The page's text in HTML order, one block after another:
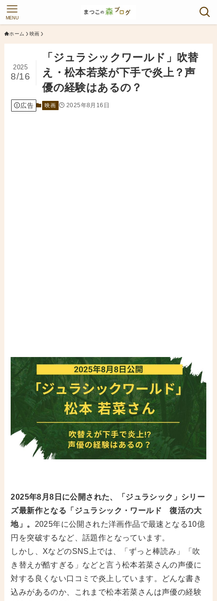
MENU
ホーム 映画
「ジュラシックワールド」吹替
え・松本若菜が下手で炎上？声
優の経験はあるの？
2025
8/16
広告 映画 2025年8月16日
2025年8月8日に公開された、「ジュラシック」シリー
ズ最新作となる「ジュラシック・ワールド 復活の大
地」。 2025年に公開された洋画作品で最速となる10億
円を突破するなど、話題作となっています。
しかし、XなどのSNS上では、「ずっと棒読み」「吹
き替えが酷すぎる」などと言う松本若菜さんの声優に
対する良くない口コミで炎上しています。どんな書き
込みがあるのか、これまで松本若菜さんは声優の経験